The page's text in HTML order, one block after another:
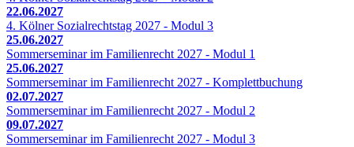
22.06.2027
4. Kölner Sozialrechtstag 2027 - Modul 3
25.06.2027
Sommerseminar im Familienrecht 2027 - Modul 1
25.06.2027
Sommerseminar im Familienrecht 2027 - Komplettbuchung
02.07.2027
Sommerseminar im Familienrecht 2027 - Modul 2
09.07.2027
Sommerseminar im Familienrecht 2027 - Modul 3